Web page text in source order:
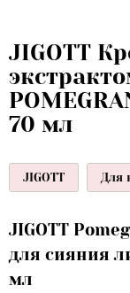
JIGOTT
70 мл
JIGOTT Для
JIGOTT
для сияния
мл